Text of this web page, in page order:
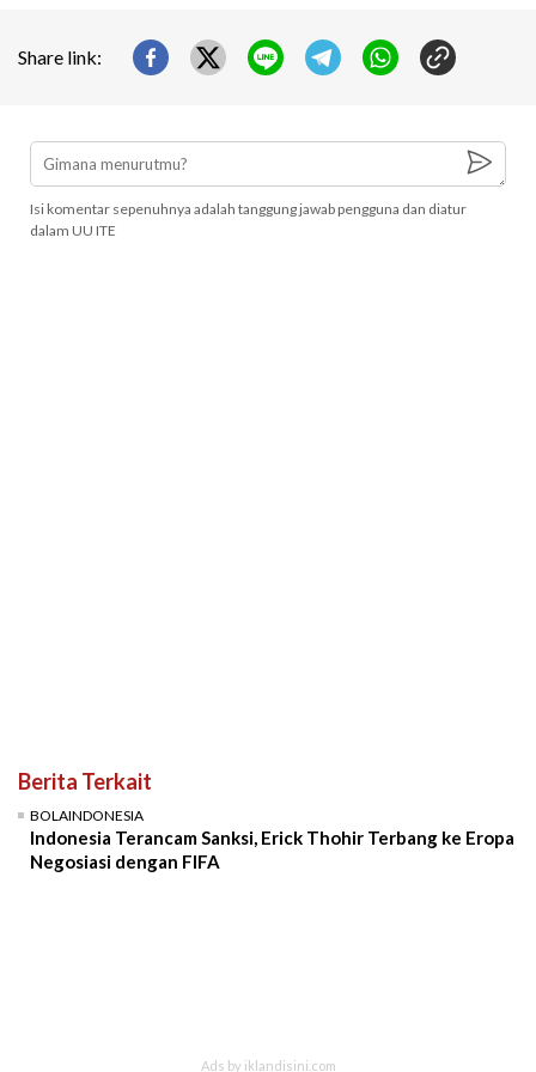
Share link:
Isi komentar sepenuhnya adalah tanggung jawab pengguna dan diatur
dalam UU ITE
Berita Terkait
BOLAINDONESIA
Indonesia Terancam Sanksi, Erick Thohir Terbang ke Eropa
Negosiasi dengan FIFA